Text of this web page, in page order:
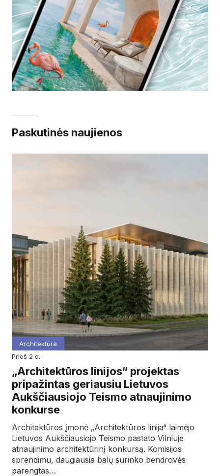
Paskutinės naujienos
Architektūra
prieš 2 d.
„Architektūros linijos“ projektas
pripažintas geriausiu Lietuvos
Aukščiausiojo Teismo atnaujinimo
konkurse
Architektūros įmonė „Architektūros linija“ laimėjo
Lietuvos Aukščiausiojo Teismo pastato Vilniuje
atnaujinimo architektūrinį konkursą. Komisijos
sprendimu, daugiausia balų surinko bendrovės
parengtas…